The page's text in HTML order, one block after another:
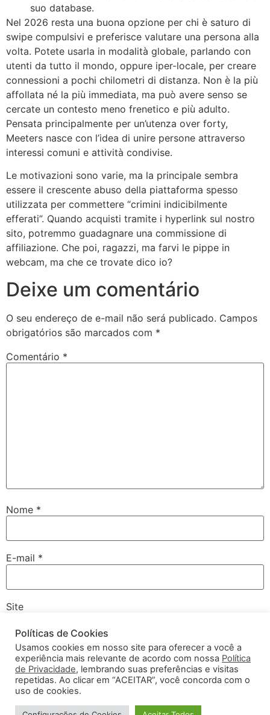
suo database.
Nel 2026 resta una buona opzione per chi è saturo di
swipe compulsivi e preferisce valutare una persona alla
volta. Potete usarla in modalità globale, parlando con
utenti da tutto il mondo, oppure iper-locale, per creare
connessioni a pochi chilometri di distanza. Non è la più
affollata né la più immediata, ma può avere senso se
cercate un contesto meno frenetico e più adulto.
Pensata principalmente per un’utenza over forty,
Meeters nasce con l’idea di unire persone attraverso
interessi comuni e attività condivise.
Le motivazioni sono varie, ma la principale sembra
essere il crescente abuso della piattaforma spesso
utilizzata per commettere “crimini indicibilmente
efferati”. Quando acquisti tramite i hyperlink sul nostro
sito, potremmo guadagnare una commissione di
affiliazione. Che poi, ragazzi, ma farvi le pippe in
webcam, ma che ce trovate dico io?
Deixe um comentário
O seu endereço de e-mail não será publicado. Campos
obrigatórios são marcados com *
Comentário *
Nome *
E-mail *
Site
Salvar meus dados neste navegador para a próxima vez
que eu comentar.
Políticas de Cookies
Usamos cookies em nosso site para oferecer a você a
experiência mais relevante de acordo com nossa Política
de Privacidade, lembrando suas preferências e visitas
repetidas. Ao clicar em “ACEITAR”, você concorda com o
uso de cookies.